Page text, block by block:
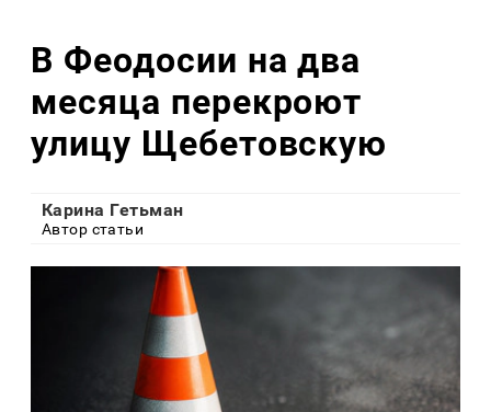
В Феодосии на два
месяца перекроют
улицу Щебетовскую
Карина Гетьман
Автор статьи